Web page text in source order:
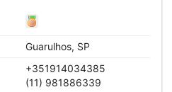
Guarulhos, SP
+351914034385
(11) 981886339